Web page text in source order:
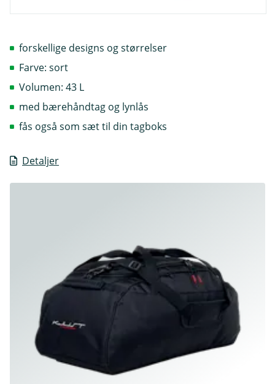
Detaljer
forskellige designs og størrelser
Farve: sort
Volumen: 43 L
med bærehåndtag og lynlås
fås også som sæt til din tagboks